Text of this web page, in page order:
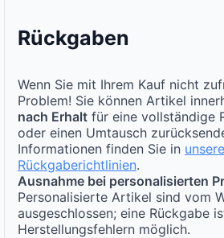
Rückgaben
Wenn Sie mit Ihrem Kauf nicht
Problem! Sie können Artikel
nach Erhalt für eine vollständige
oder einen Umtausch
Informationen finden Sie in
Rückgaberichtlinien.
Ausnahme bei personalisierten
Personalisierte Artikel sind vom
ausgeschlossen; eine Rückgabe
Herstellungsfehlern möglich.